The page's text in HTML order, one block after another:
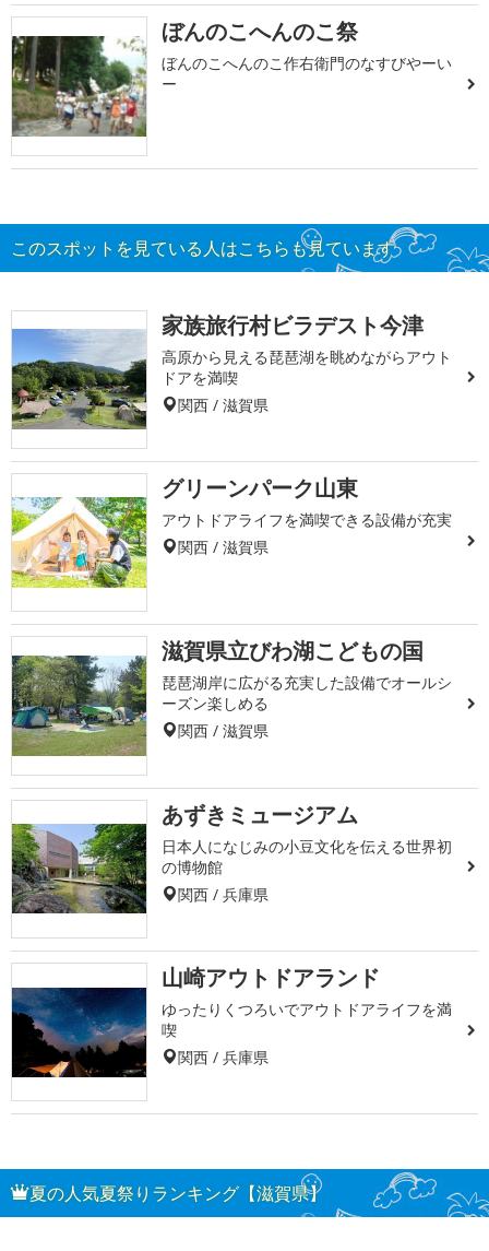
ぼんのこへんのこ祭
ぼんのこへんのこ作右衛門のなすびやーい
ー
このスポットを見ている人はこちらも見ています
家族旅行村ビラデスト今津
高原から見える琵琶湖を眺めながらアウト
ドアを満喫
関西 / 滋賀県
グリーンパーク山東
アウトドアライフを満喫できる設備が充実
関西 / 滋賀県
滋賀県立びわ湖こどもの国
琵琶湖岸に広がる充実した設備でオールシ
ーズン楽しめる
関西 / 滋賀県
あずきミュージアム
日本人になじみの小豆文化を伝える世界初
の博物館
関西 / 兵庫県
山崎アウトドアランド
ゆったりくつろいでアウトドアライフを満
喫
関西 / 兵庫県
夏の人気夏祭りランキング【滋賀県】